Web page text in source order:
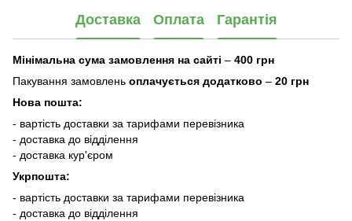
Доставка Оплата Гарантія
Мінімальна сума замовлення на сайті – 400 грн
Пакування замовлень оплачується додатково – 20 грн
Нова пошта:
- вартість доставки за тарифами перевізника
- доставка до відділення
- доставка кур'єром
Укрпошта:
- вартість доставки за тарифами перевізника
- доставка до відділення